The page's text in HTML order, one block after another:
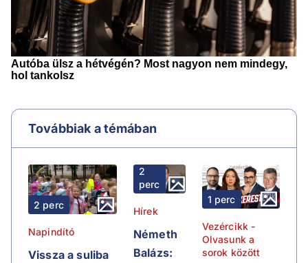
Továbbiak a témában
2 perc
Napindító
Vissza a suliba
2
perc
Hírek
Németh
Balázs:
1 perc
Vezércikk -
Olvasunk a
sorok között